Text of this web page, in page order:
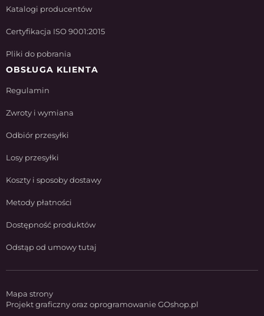
Katalogi producentów
Certyfikacja ISO 9001:2015
Pliki do pobrania
OBSŁUGA KLIENTA
Regulamin
Zwroty i wymiana
Odbiór przesyłki
Losy przesyłki
Koszty i sposoby dostawy
Metody płatności
Dostępność produktów
Odstąp od umowy tutaj
Mapa strony
Projekt graficzny oraz oprogramowanie GOshop.pl